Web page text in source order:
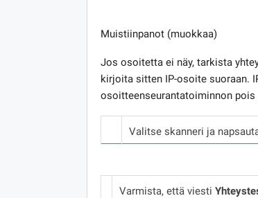
Muistiinpanot (muokkaa)
Jos osoitetta ei näy, tarkista
kirjoita sitten IP-osoite suoraan.
osoitteenseurantatoiminnon pois
Valitse skanneri ja
Varmista, että viesti